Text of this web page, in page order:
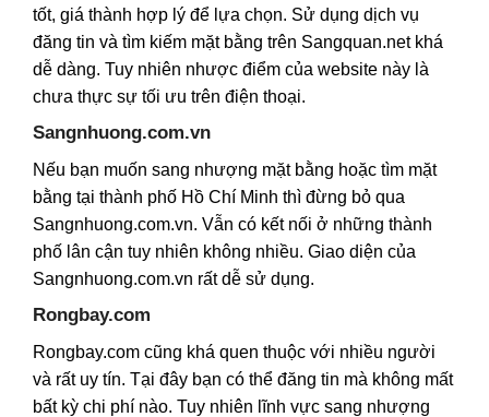
tốt, giá thành hợp lý để lựa chọn. Sử dụng dịch vụ
đăng tin và tìm kiếm mặt bằng trên Sangquan.net khá
dễ dàng. Tuy nhiên nhược điểm của website này là
chưa thực sự tối ưu trên điện thoại.
Sangnhuong.com.vn
Nếu bạn muốn sang nhượng mặt bằng hoặc tìm mặt
bằng tại thành phố Hồ Chí Minh thì đừng bỏ qua
Sangnhuong.com.vn. Vẫn có kết nối ở những thành
phố lân cận tuy nhiên không nhiều. Giao diện của
Sangnhuong.com.vn rất dễ sử dụng.
Rongbay.com
Rongbay.com cũng khá quen thuộc với nhiều người
và rất uy tín. Tại đây bạn có thể đăng tin mà không mất
bất kỳ chi phí nào. Tuy nhiên lĩnh vực sang nhượng